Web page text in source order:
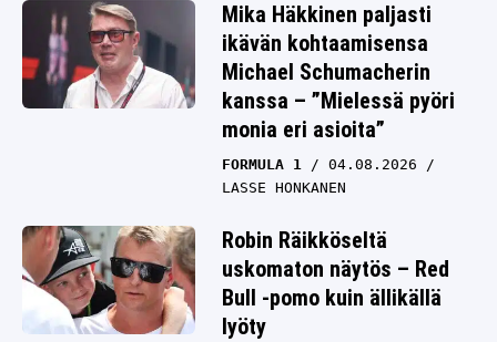
Mika Häkkinen paljasti
ikävän kohtaamisensa
Michael Schumacherin
kanssa – ”Mielessä pyöri
monia eri asioita”
FORMULA 1
04.08.2026
LASSE HONKANEN
Robin Räikköseltä
uskomaton näytös – Red
Bull -pomo kuin ällikällä
lyöty